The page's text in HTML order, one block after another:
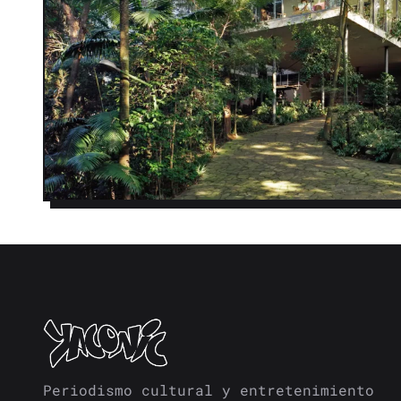
Periodismo cultural y entretenimiento